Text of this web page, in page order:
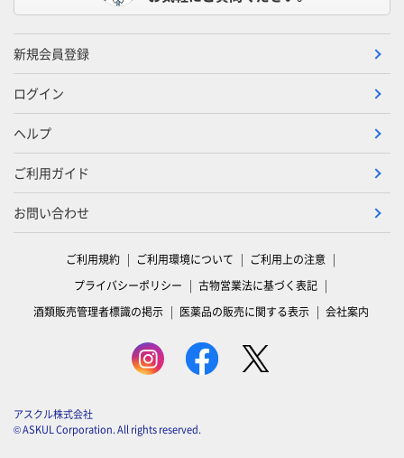
新規会員登録
ログイン
ヘルプ
ご利用ガイド
お問い合わせ
ご利用規約 ご利用環境について
ご利用上の注意
プライバシーポリシー
古物営業法に基づく表記
酒類販売管理者標識の掲示
医薬品の販売に関する表示 会社案内
アスクル株式会社
© ASKUL Corporation. All rights reserved.